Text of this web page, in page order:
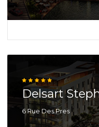
Delsart
6 Rue Des Pres